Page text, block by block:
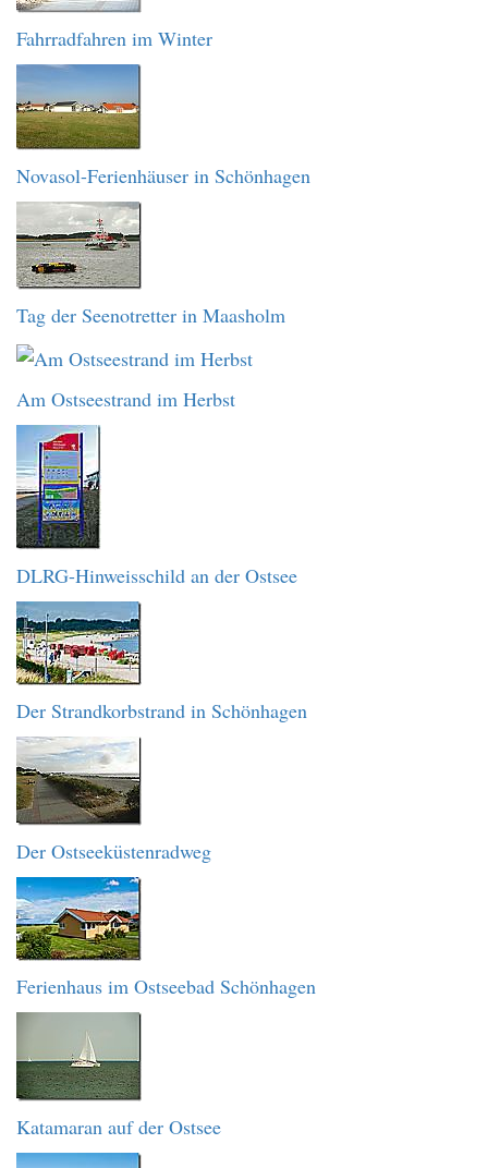
Fahrradfahren im Winter
Novasol-Ferienhäuser in Schönhagen
Tag der Seenotretter in Maasholm
Am Ostseestrand im Herbst
DLRG-Hinweisschild an der Ostsee
Der Strandkorbstrand in Schönhagen
Der Ostseeküstenradweg
Ferienhaus im Ostseebad Schönhagen
Katamaran auf der Ostsee